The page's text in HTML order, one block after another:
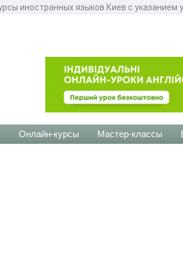
иностранных языков Киев с указанием
Онлайн-курсы Мастер-классы